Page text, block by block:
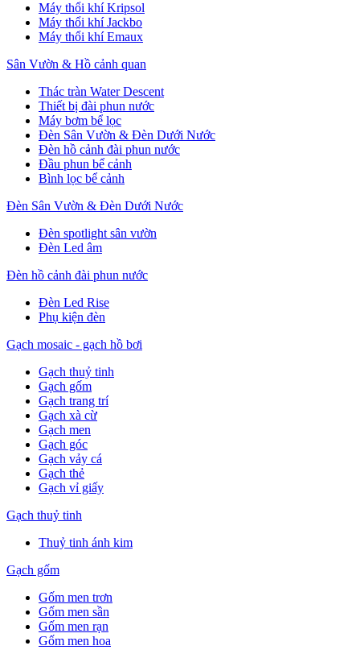
Máy thổi khí Kripsol
Máy thổi khí Jackbo
Máy thổi khí Emaux
Sân Vườn & Hồ cảnh quan
Thác tràn Water Descent
Thiết bị đài phun nước
Máy bơm bể lọc
Đèn Sân Vườn & Đèn Dưới Nước
Đèn hồ cảnh đài phun nước
Đầu phun bể cảnh
Bình lọc bể cảnh
Đèn Sân Vườn & Đèn Dưới Nước
Đèn spotlight sân vườn
Đèn Led âm
Đèn hồ cảnh đài phun nước
Đèn Led Rise
Phụ kiện đèn
Gạch mosaic - gạch hồ bơi
Gạch thuỷ tinh
Gạch gốm
Gạch trang trí
Gạch xà cừ
Gạch men
Gạch góc
Gạch vảy cá
Gạch thẻ
Gạch vỉ giấy
Gạch thuỷ tinh
Thuỷ tinh ánh kim
Gạch gốm
Gốm men trơn
Gốm men sần
Gốm men rạn
Gốm men hoa